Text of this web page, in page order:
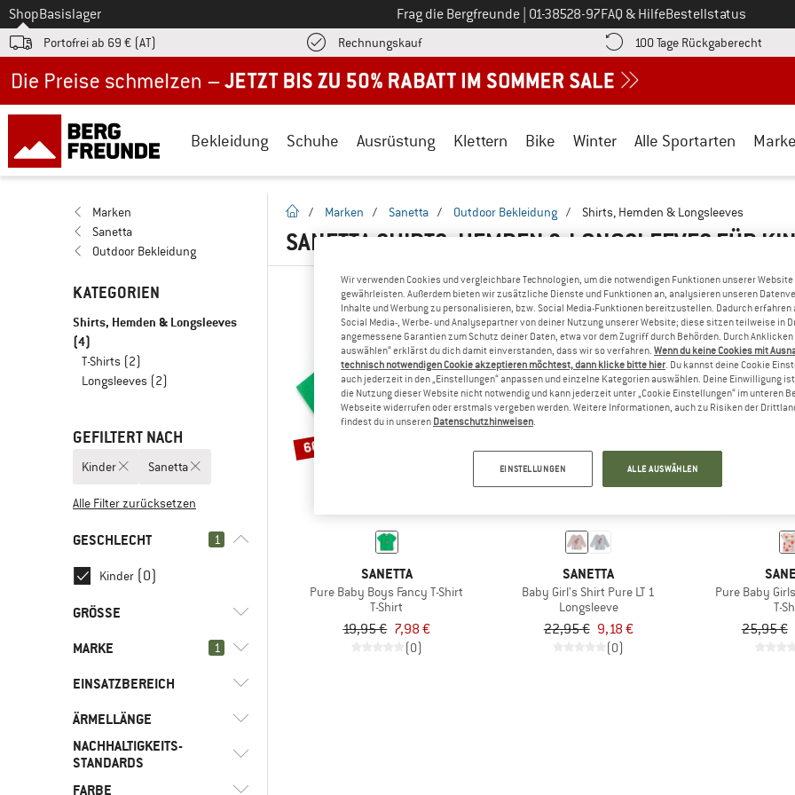
Zum
ShopBasislager Frag die Bergfreunde Ruf uns an unter
01-38528-97FAQ & HilfeBestellstatus
Portofrei ab 69 € (AT) RechnungskaufFinde die Zahlungs-Infos hier! Öffnet sich in einer Infobox
100 Tage Rückgaberecht
Bekleidung Schuhe Ausrüstung Klettern Bike Winter Alle Sportarten
Marken
Sanetta
Outdoor Bekleidung
KATEGORIEN
Shirts, Hemden & Longsleeves
(4)
T-Shirts (2)
Longsleeves (2)
GEFILTERT NACH
Kinder Sanetta
Alle Filter zurücksetzen
GESCHLECHT 1
Kinder (0)
GRÖSSE
56
MARKE 1
Sanetta(4)
EINSATZBEREICH
Alltag(4)
Freizeit(4)
ÄRMELLÄNGE
Kurzarm (2)
Langarm
NACHHALTIGKEITS-
STANDARDS
Trusted by
FARBE
Startseite
/ Marken / Sanetta / Outdoor Bekleidung / Shirts, Hemden & Longsleeves
SANETTA SHIRTS, HEMDEN & LONGSLEEVES FÜR
60%
SANETTA
Pure Baby Boys Fancy T-Shirt
T-Shirt
19,95 € 7,98 €
(0)
60%
SANETTA
Baby Girl's Shirt Pure LT 1
Longsleeve
22,95 € 9,18 €
(0)
60%
Pure Baby
T-
25,95 €
Wir verwenden Cookies und vergleichbare Technologien, um die notwendigen Funktionen unserer Website
gewährleisten. Außerdem bieten wir zusätzliche Dienste und Funktionen an, analysieren unseren
Inhalte und Werbung zu personalisieren, bzw. Social Media-Funktionen bereitzustellen. Dadurch erfahren
Social Media-, Werbe- und Analysepartner von deiner Nutzung unserer Website; diese sitzen teilweise in
angemessene Garantien zum Schutz deiner Daten, etwa vor dem Zugriff durch Behörden. Durch Anklicken
auswählen“ erklärst du dich damit einverstanden, dass wir so verfahren. Wenn du keine Cookies mit
technisch notwendigen Cookie akzeptieren möchtest, dann klicke bitte hier . Du kannst deine Cookie
auch jederzeit in den „Einstellungen“ anpassen und einzelne Kategorien auswählen. Deine Einwilligung
die Nutzung dieser Website nicht notwendig und kann jederzeit unter „Cookie Einstellungen“ im unteren
Webseite widerrufen oder erstmals vergeben werden. Weitere Informationen, auch zu Risiken der
findest du in unseren Datenschutzhinweisen
EINSTELLUNGEN ALLE AUSWÄHLEN